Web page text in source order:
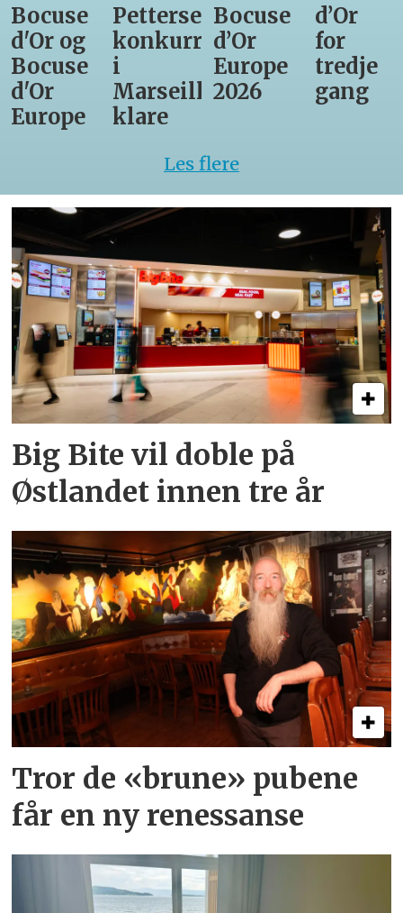
Bocuse
d'Or og
Bocuse
d'Or
Europe
Pettersens
konkurrenter
i
Marseille
klare
Bocuse
d’Or
Europe
2026
d’Or
for
tredje
gang
Les flere
Big Bite vil doble på
Østlandet innen tre år
Tror de «brune» pubene
får en ny renessanse